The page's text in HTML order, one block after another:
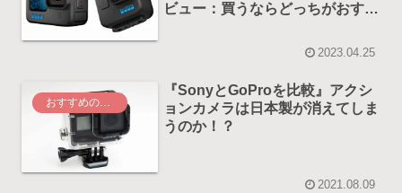
ビュー：買うならどっちがおすす
2023.04.25
おすすめの記事
『SonyとGoProを比較』アクシ
ョンカメラは日本製が消えてしま
うのか！？
2021.08.09